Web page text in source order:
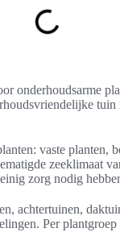
onderhoudsarme
vaste planten,
zeeklimaat
zorg nodig
achtertuinen,
Per